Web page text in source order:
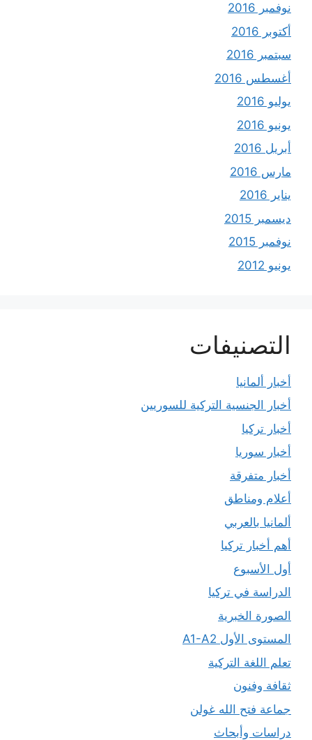
نوفمبر 2016
أكتوبر 2016
سبتمبر 2016
أغسطس 2016
يوليو 2016
يونيو 2016
أبريل 2016
مارس 2016
يناير 2016
ديسمبر 2015
نوفمبر 2015
يونيو 2012
التصنيفات
أخبار ألمانيا
أخبار الجنسية التركية للسوريين
أخبار تركيا
أخبار سوريا
أخبار متفرقة
أعلام ومناطق
ألمانيا بالعربي
أهم أخبار تركيا
أول الأسبوع
الدراسة في تركيا
الصورة الخبرية
المستوى الأول A1-A2
تعلم اللغة التركية
ثقافة وفنون
جماعة فتح الله غولن
دراسات وأبحاث